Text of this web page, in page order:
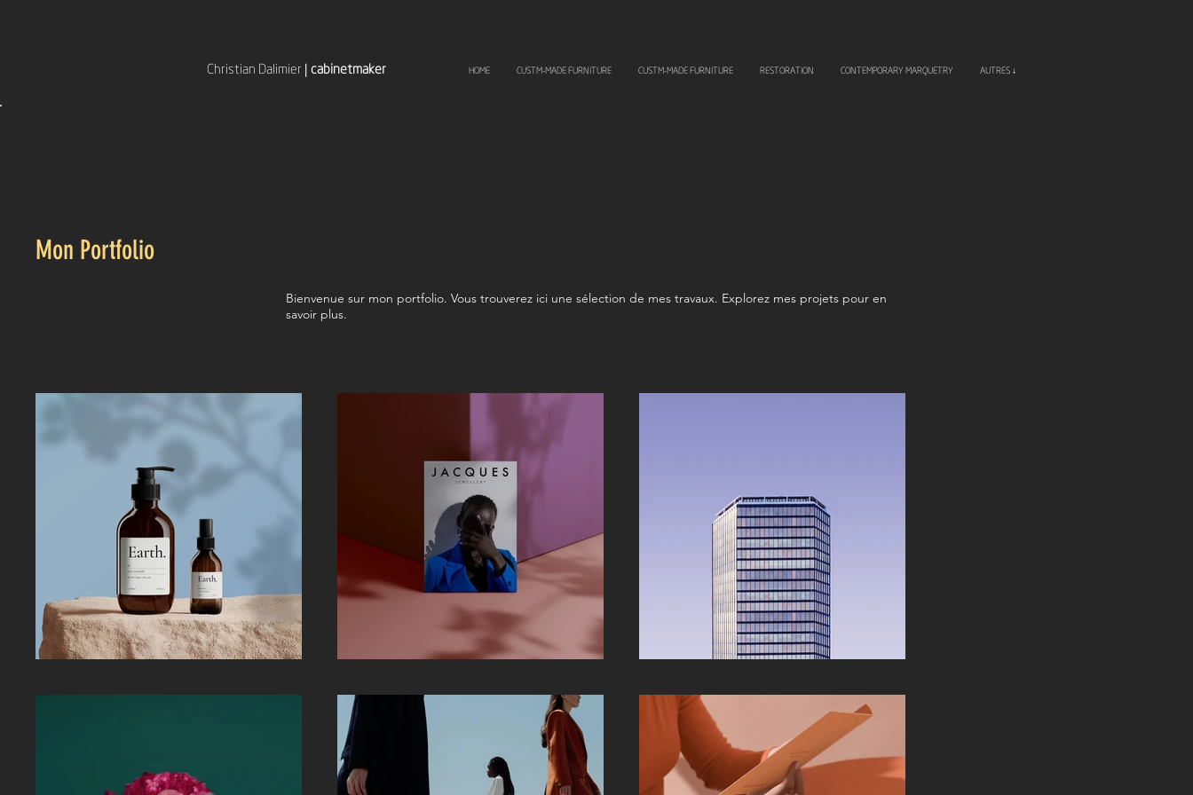
Christian Dalimier | cabinetmaker HOME CUSTM-MADE FURNITURE CUSTM-MADE FURNITURE RESTORATION CONTEMPORARY MARQUETRY AUTRES ↓
Mon Portfolio
Bienvenue sur mon portfolio. Vous trouverez ici une sélection de mes travaux. Explorez mes projets pour en
savoir plus.